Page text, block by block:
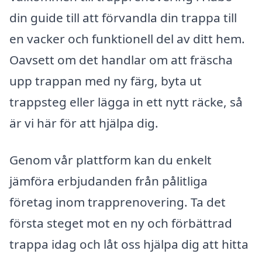
din guide till att förvandla din trappa till
en vacker och funktionell del av ditt hem.
Oavsett om det handlar om att fräscha
upp trappan med ny färg, byta ut
trappsteg eller lägga in ett nytt räcke, så
är vi här för att hjälpa dig.
Genom vår plattform kan du enkelt
jämföra erbjudanden från pålitliga
företag inom trapprenovering. Ta det
första steget mot en ny och förbättrad
trappa idag och låt oss hjälpa dig att hitta